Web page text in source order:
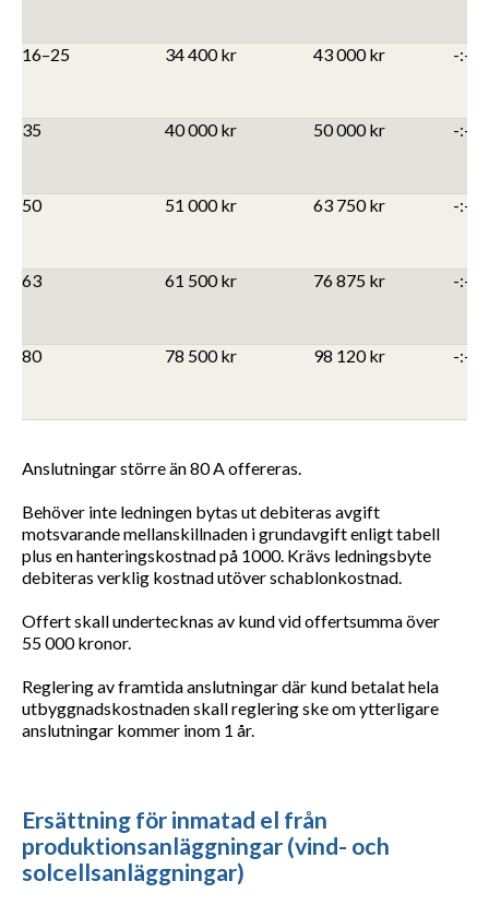
16–25 34 400 kr 43 000 kr -:-
35 40 000 kr 50 000 kr -:-
50 51 000 kr 63 750 kr -:-
63 61 500 kr 76 875 kr -:-
80 78 500 kr 98 120 kr -:-
Anslutningar större än 80 A offereras.
Behöver inte ledningen bytas ut debiteras avgift
motsvarande mellanskillnaden i grundavgift enligt tabell
plus en hanteringskostnad på 1000. Krävs ledningsbyte
debiteras verklig kostnad utöver schablonkostnad.
Offert skall undertecknas av kund vid offertsumma över
55 000 kronor.
Reglering av framtida anslutningar där kund betalat hela
utbyggnadskostnaden skall reglering ske om ytterligare
anslutningar kommer inom 1 år.
Ersättning för inmatad el från
produktionsanläggningar (vind- och
solcellsanläggningar)